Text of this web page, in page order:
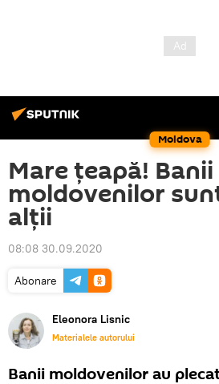
Moldova
Mare țeapă! Banii
moldovenilor
alții
08:08 30.09.2020
Abonare
Eleonora Lisnic
Materialele autorului
Banii moldovenilor au